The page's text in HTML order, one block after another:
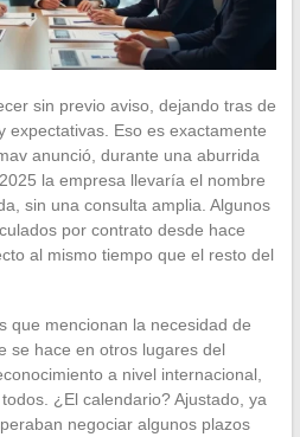
sin previo aviso, dejando tras de
expectativas. Eso es exactamente
anunció, durante una aburrida
la empresa llevaría el nombre
sin una consulta amplia. Algunos
por contrato desde hace
al mismo tiempo que el resto del
que mencionan la necesidad de
se hace en otros lugares del
a nivel internacional,
¿El calendario? Ajustado, ya
negociar algunos plazos